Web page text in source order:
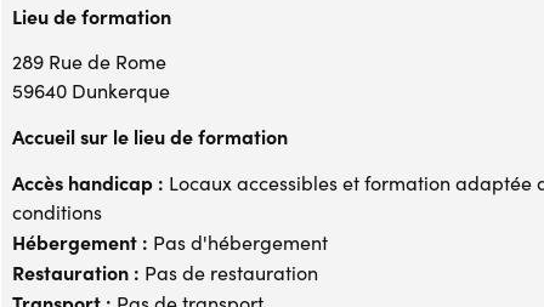
Lieu de formation
289 Rue de Rome
59640 Dunkerque
Accueil sur le lieu de formation
Accès handicap : Locaux accessibles et formation adaptée
conditions
Hébergement : Pas d'hébergement
Restauration : Pas de restauration